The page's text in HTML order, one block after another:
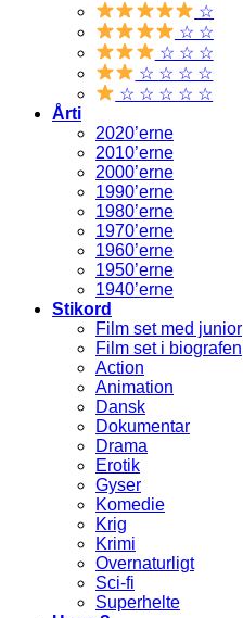
☆
☆ ☆
☆ ☆ ☆
☆ ☆ ☆ ☆
☆ ☆ ☆ ☆ ☆
Årti
2020’erne
2010’erne
2000’erne
1990’erne
1980’erne
1970’erne
1960’erne
1950’erne
1940’erne
Stikord
Film set med junior
Film set i biografen
Action
Animation
Dansk
Dokumentar
Drama
Erotik
Gyser
Komedie
Krig
Krimi
Overnaturligt
Sci-fi
Superhelte